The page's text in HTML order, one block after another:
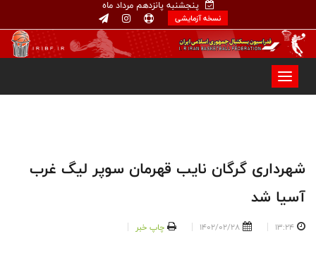
پنجشنبه پانزدهم مرداد ماه
نسخه آزمایشی
شهرداری گرگان نایب قهرمان سوپر لیگ غرب
آسیا شد
13:24
1402/02/28 چاپ خبر